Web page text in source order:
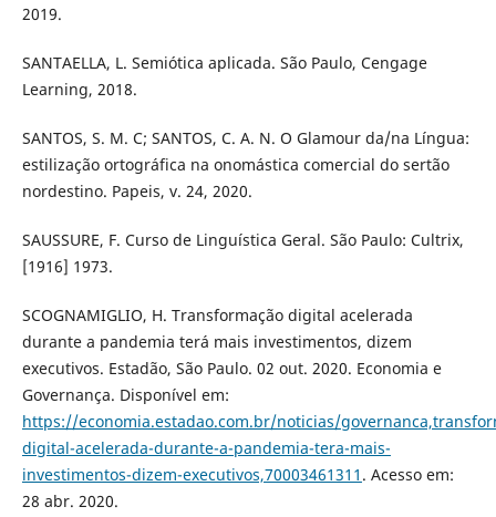
2019.
SANTAELLA, L. Semiótica aplicada. São Paulo, Cengage
Learning, 2018.
SANTOS, S. M. C; SANTOS, C. A. N. O Glamour da/na Língua:
estilização ortográfica na onomástica comercial do sertão
nordestino. Papeis, v. 24, 2020.
SAUSSURE, F. Curso de Linguística Geral. São Paulo: Cultrix,
[1916] 1973.
SCOGNAMIGLIO, H. Transformação digital acelerada
durante a pandemia terá mais investimentos, dizem
executivos. Estadão, São Paulo. 02 out. 2020. Economia e
Governança. Disponível em:
https://economia.estadao.com.br/noticias/
digital-acelerada-durante-a-pandemia-tera-mais-
investimentos-dizem-executivos,70003461311 . Acesso em:
28 abr. 2020.